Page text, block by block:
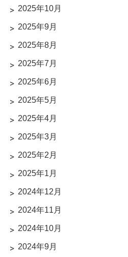
2025年10月
2025年9月
2025年8月
2025年7月
2025年6月
2025年5月
2025年4月
2025年3月
2025年2月
2025年1月
2024年12月
2024年11月
2024年10月
2024年9月